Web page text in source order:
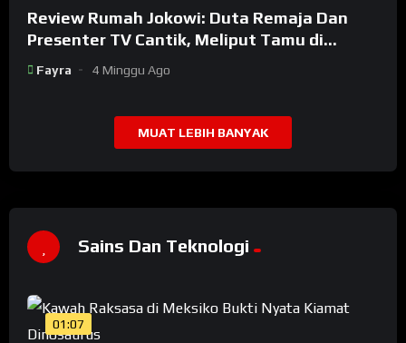
Review Rumah Jokowi: Duta Remaja Dan
Presenter TV Cantik, Meliput Tamu di
Rumah Jokowi
Fayra 4 Minggu Ago
MUAT LEBIH BANYAK
Sains Dan Teknologi
01:07